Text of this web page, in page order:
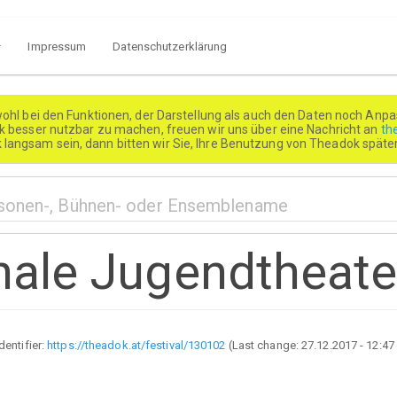
Impressum Datenschutzerklärung
bei den Funktionen, der Darstellung als auch den Daten noch
besser nutzbar zu machen, freuen wir uns über eine Nachricht an
sein, dann bitten wir Sie, Ihre Benutzung von Theadok
https://theadok.at/festival/130102 (Last change:27.12.2017 - 12:47